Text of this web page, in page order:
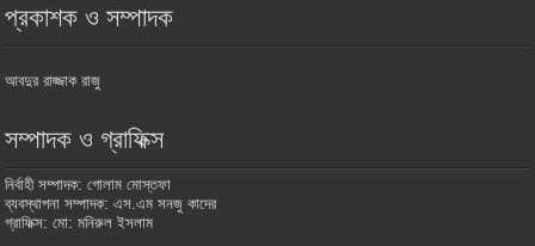
প্রকাশক ও সম্পাদক
আবদুর রাজ্জাক রাজু
সম্পাদক ও গ্রাফিক্স
নির্বাহী সম্পাদক: গোলাম মোস্তফা
ব্যবস্থাপনা সম্পাদক: এস.এম সনজু কাদের
গ্রাফিক্স: মো: মনিরুল ইসলাম